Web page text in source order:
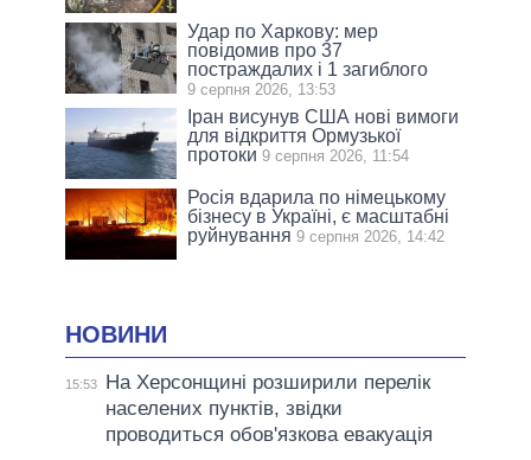
Удар по Харкову: мер
повідомив про 37
постраждалих і 1 загиблого
9 серпня 2026, 13:53
Іран висунув США нові вимоги
для відкриття Ормузької
протоки 9 серпня 2026, 11:54
Росія вдарила по німецькому
бізнесу в Україні, є масштабні
руйнування 9 серпня 2026, 14:42
НОВИНИ
15:53
На Херсонщині розширили перелік
населених пунктів, звідки
проводиться обов'язкова евакуація